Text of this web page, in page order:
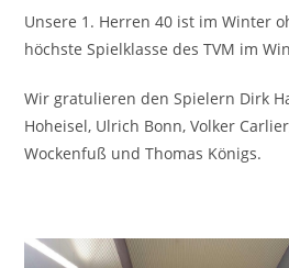
Unsere 1. Herren 40 ist im Winter
höchste Spielklasse des TVM im
Wir gratulieren den Spielern Dirk
Hoheisel, Ulrich Bonn, Volker
Wockenfuß und Thomas Königs.